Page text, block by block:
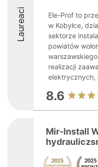
Laureaci
Ele-Prof to
w Kobyłce,
sektorze
powiatów
realizacji
elektrycznych,
8.6
Mir-Install